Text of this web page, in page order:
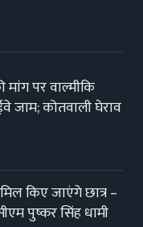
मांग पर वाल्मीकि
जाम; कोतवाली घेराव
किए जाएंगे छात्र –
पुष्कर सिंह धामी